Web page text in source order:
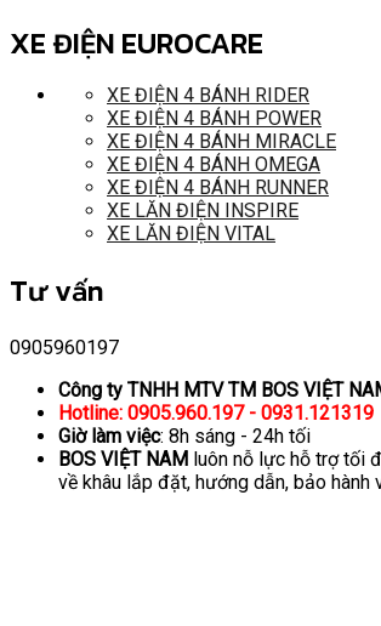
XE ĐIỆN EUROCARE
XE ĐIỆN 4 BÁNH RIDER
XE ĐIỆN 4 BÁNH POWER
XE ĐIỆN 4 BÁNH MIRACLE
XE ĐIỆN 4 BÁNH OMEGA
XE ĐIỆN 4 BÁNH RUNNER
XE LĂN ĐIỆN INSPIRE
XE LĂN ĐIỆN VITAL
Tư vấn
0905960197
Công ty TNHH MTV TM BOS VIỆT
Hotline: 0905.960.197 - 0931.121319
Giờ làm việc: 8h sáng - 24h tối
BOS VIỆT NAM luôn nỗ lực hỗ trợ tối
về khâu lắp đặt, hướng dẫn, bảo hành